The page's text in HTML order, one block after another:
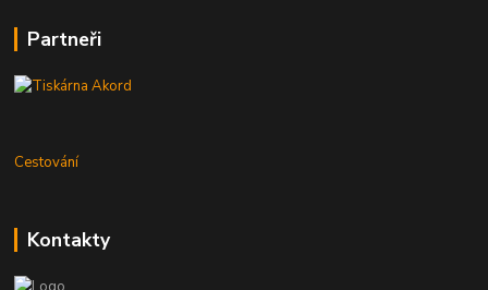
Partneři
Cestování
Kontakty